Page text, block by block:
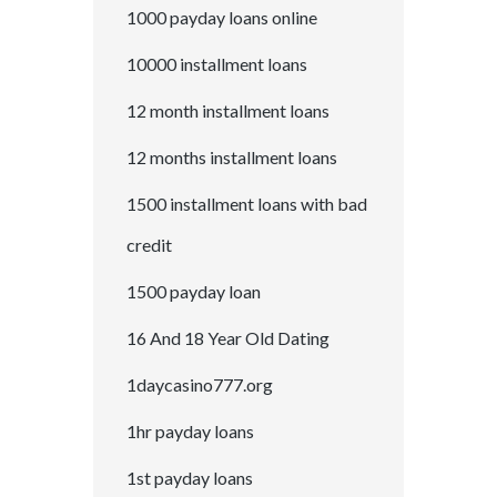
1000 payday loans online
10000 installment loans
12 month installment loans
12 months installment loans
1500 installment loans with bad
credit
1500 payday loan
16 And 18 Year Old Dating
1daycasino777.org
1hr payday loans
1st payday loans